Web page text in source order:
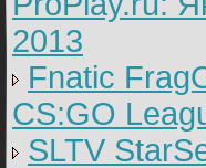
2013
Fnatic
CS:GO
SLTV